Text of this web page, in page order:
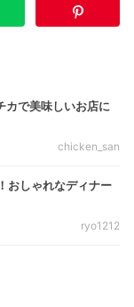
カで美味しいお店に
chicken_san
おしゃれなディナー
ryo1212